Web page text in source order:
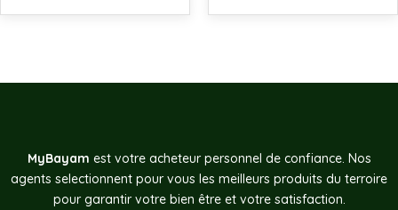
MyBayam est votre acheteur personnel de confiance. Nos
agents selectionnent pour vous les meilleurs produits du terroire
pour garantir votre bien être et votre satisfaction.